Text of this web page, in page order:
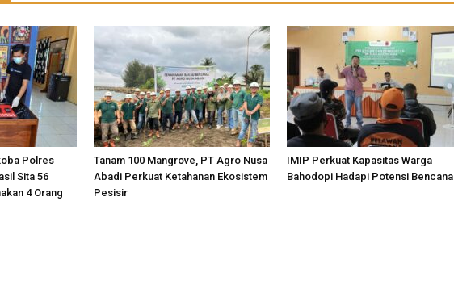
Polres
Sita 56
4 Orang
Tanam 100 Mangrove, PT Agro Nusa
Abadi Perkuat Ketahanan Ekosistem
Pesisir
IMIP Perkuat Kapasitas Warga
Bahodopi Hadapi Potensi Bencana